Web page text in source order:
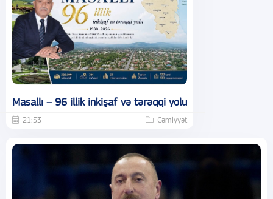
Masallı – 96 illik inkişaf və tərəqqi yolu
21:53 Cəmiyyət